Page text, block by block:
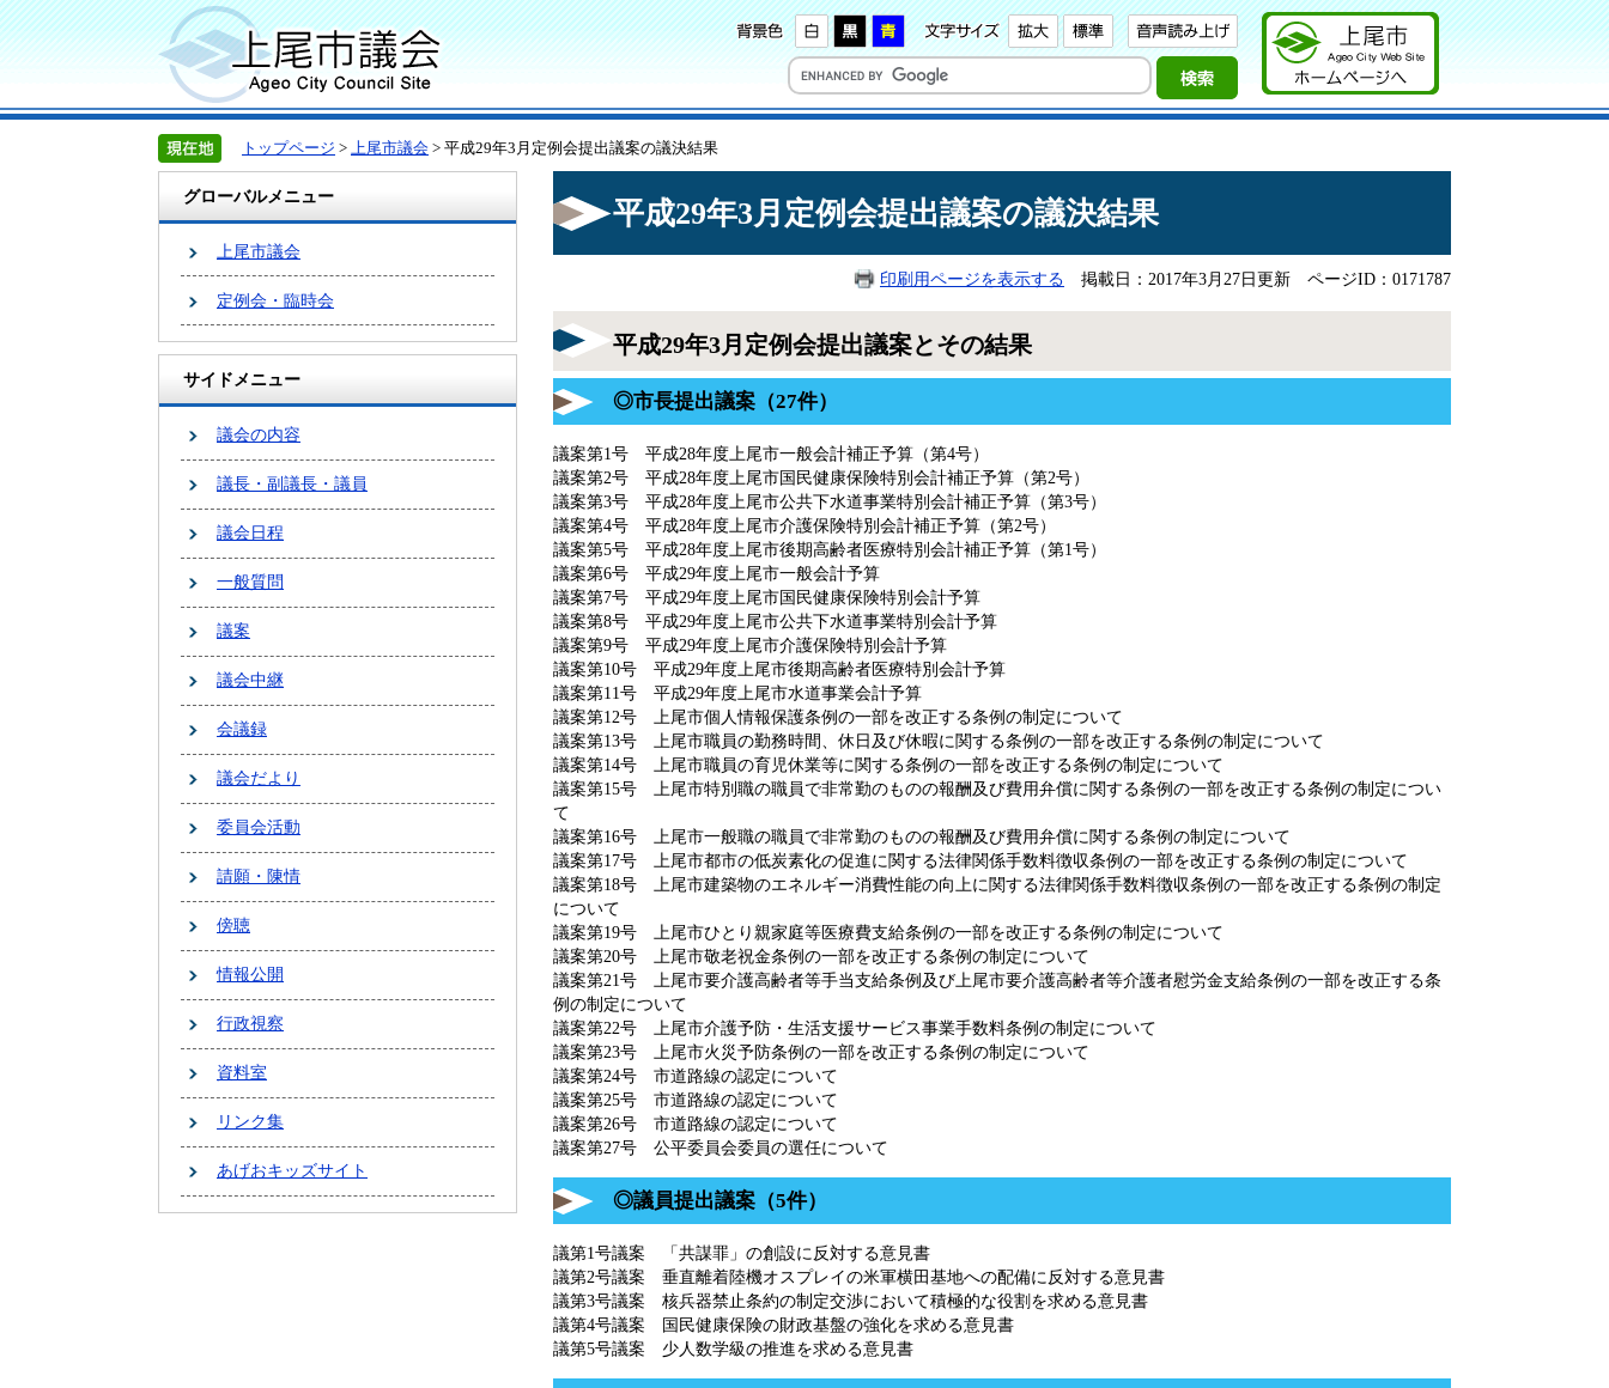
トップページ > 上尾市議会 > 平成29年3月定例会提出議案の議決結果
グローバルメニュー
上尾市議会
定例会・臨時会
サイドメニュー
議会の内容
議長・副議長・議員
議会日程
一般質問
議案
議会中継
会議録
議会だより
委員会活動
請願・陳情
傍聴
情報公開
行政視察
資料室
リンク集
あげおキッズサイト
平成29年3月定例会提出議案の議決結果
印刷用ページを表示する 掲載日：2017年3月27日更新 ページID：0171787
平成29年3月定例会提出議案とその結果
◎市長提出議案（27件）
議案第1号 平成28年度上尾市一般会計補正予算（第4号）
議案第2号 平成28年度上尾市国民健康保険特別会計補正予算（第2号）
議案第3号 平成28年度上尾市公共下水道事業特別会計補正予算（第3号）
議案第4号 平成28年度上尾市介護保険特別会計補正予算（第2号）
議案第5号 平成28年度上尾市後期高齢者医療特別会計補正予算（第1号）
議案第6号 平成29年度上尾市一般会計予算
議案第7号 平成29年度上尾市国民健康保険特別会計予算
議案第8号 平成29年度上尾市公共下水道事業特別会計予算
議案第9号 平成29年度上尾市介護保険特別会計予算
議案第10号 平成29年度上尾市後期高齢者医療特別会計予算
議案第11号 平成29年度上尾市水道事業会計予算
議案第12号 上尾市個人情報保護条例の一部を改正する条例の制定について
議案第13号 上尾市職員の勤務時間、休日及び休暇に関する条例の一部を改正する条例の制定について
議案第14号 上尾市職員の育児休業等に関する条例の一部を改正する条例の制定について
議案第15号 上尾市特別職の職員で非常勤のものの報酬及び費用弁償に関する条例の一部を改正する条例の制定につい
て
議案第16号 上尾市一般職の職員で非常勤のものの報酬及び費用弁償に関する条例の制定について
議案第17号 上尾市都市の低炭素化の促進に関する法律関係手数料徴収条例の一部を改正する条例の制定について
議案第18号 上尾市建築物のエネルギー消費性能の向上に関する法律関係手数料徴収条例の一部を改正する条例の制定
について
議案第19号 上尾市ひとり親家庭等医療費支給条例の一部を改正する条例の制定について
議案第20号 上尾市敬老祝金条例の一部を改正する条例の制定について
議案第21号 上尾市要介護高齢者等手当支給条例及び上尾市要介護高齢者等介護者慰労金支給条例の一部を改正する条
例の制定について
議案第22号 上尾市介護予防・生活支援サービス事業手数料条例の制定について
議案第23号 上尾市火災予防条例の一部を改正する条例の制定について
議案第24号 市道路線の認定について
議案第25号 市道路線の認定について
議案第26号 市道路線の認定について
議案第27号 公平委員会委員の選任について
◎議員提出議案（5件）
議第1号議案 「共謀罪」の創設に反対する意見書
議第2号議案 垂直離着陸機オスプレイの米軍横田基地への配備に反対する意見書
議第3号議案 核兵器禁止条約の制定交渉において積極的な役割を求める意見書
議第4号議案 国民健康保険の財政基盤の強化を求める意見書
議第5号議案 少人数学級の推進を求める意見書